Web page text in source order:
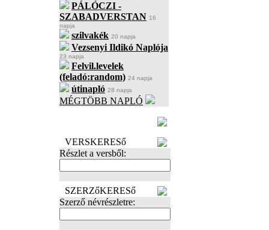
PÁLÓCZI -
SZABADVERSTAN 16
napja
szilvakék 20 napja
Vezsenyi Ildikó Naplója
23 napja
Felvil.levelek
(feladó:random) 24 napja
útinapló 28 napja
MÉGTÖBB NAPLÓ
VERSKERESő
Részlet a versből:
SZERZőKERESő
Szerző névrészletre: